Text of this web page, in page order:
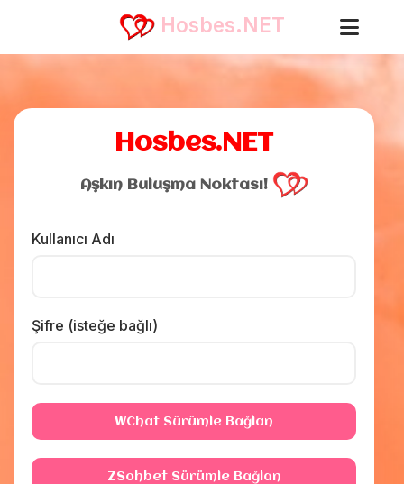
Hosbes.NET
Hosbes.NET
Aşkın Buluşma Noktası!
Kullanıcı Adı
Şifre (isteğe bağlı)
WChat Sürümle Bağlan
ZSohbet Sürümle Bağlan